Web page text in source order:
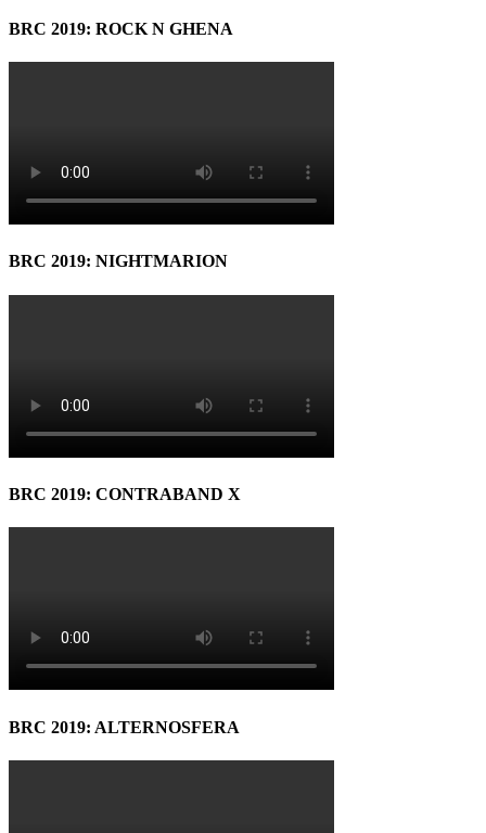
BRC 2019: ROCK N GHENA
BRC 2019: NIGHTMARION
BRC 2019: CONTRABAND X
BRC 2019: ALTERNOSFERA